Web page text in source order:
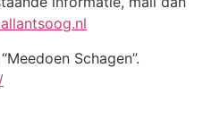
Schagen”.